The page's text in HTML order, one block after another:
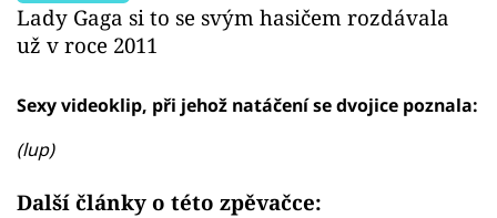
Lady Gaga si to se svým hasičem rozdávala
už v roce 2011
Sexy videoklip, při jehož natáčení se dvojice poznala:
(lup)
Další články o této zpěvačce: